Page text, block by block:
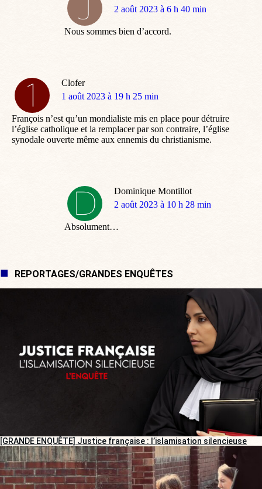
dit
2 août 2023 à 6 h 40 min
Nous sommes bien d’accord.
Clofer
dit
1 août 2023 à 19 h 25 min
François n’est qu’un mondialiste mis en place pour détruire
l’église catholique et la remplacer par son contraire, l’église
synodale ouverte même aux ennemis du christianisme.
Dominique Montillot
dit
2 août 2023 à 10 h 28 min
Absolument…
REPORTAGES/GRANDES ENQUÊTES
[GRANDE ENQUÊTE] Justice française : l’islamisation silencieuse